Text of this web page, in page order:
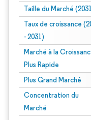
Taille du Marché
Taux de croissance
- 2031)
Marché à la
Plus Rapide
Plus Grand Marché
Concentration du
Marché